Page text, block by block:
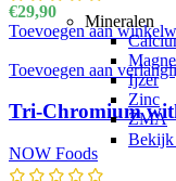
Mineralen
Ijzer
Zinc
ZMA
€29,90
Toevoegen aan
Toevoegen aan
Tri-Chromium
NOW Foods